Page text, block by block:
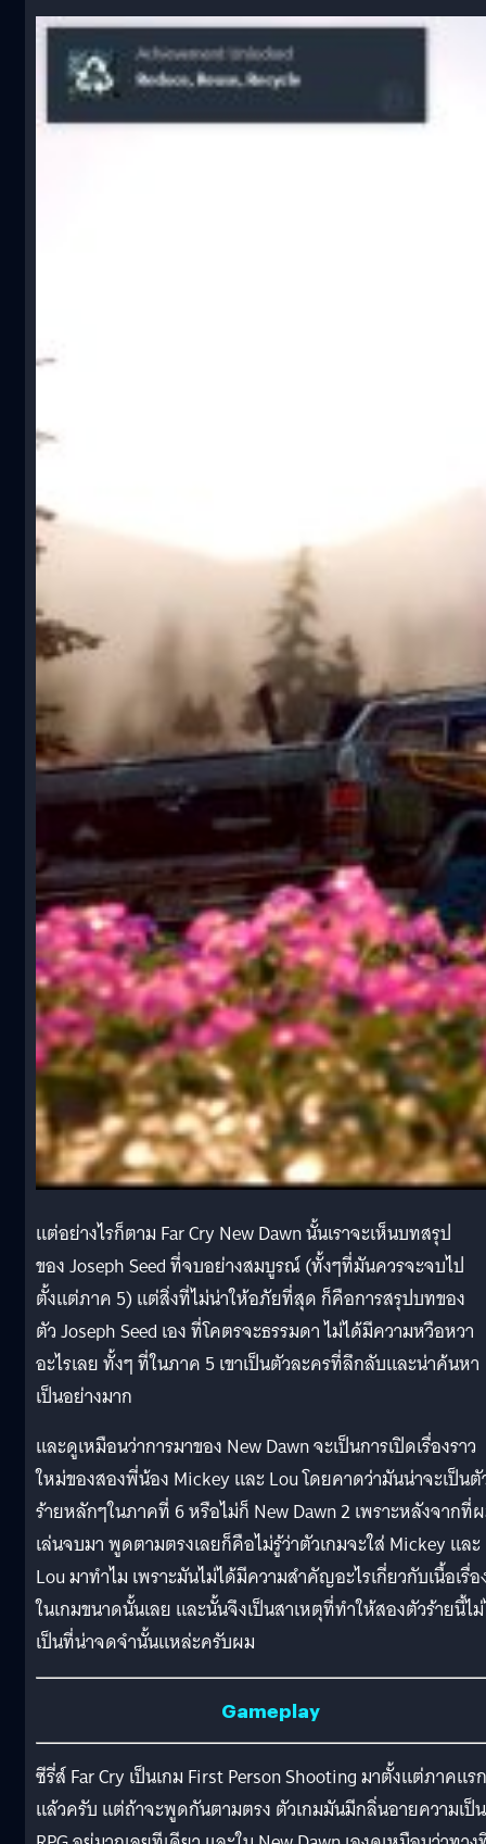
แต่อย่างไรก็ตาม Far Cry New Dawn นั้นเราจะเห็นบทสรุป
ของ Joseph Seed ที่จบอย่างสมบูรณ์ (ทั้งๆที่มันควรจะจบไป
ตั้งแต่ภาค 5) แต่สิ่งที่ไม่น่าให้อภัยที่สุด ก็คือการสรุปบทของ
ตัว Joseph Seed เอง ที่โคตรจะธรรมดา ไม่ได้มีความหวือหวา
อะไรเลย ทั้งๆ ที่ในภาค 5 เขาเป็นตัวละครที่ลึกลับและน่าค้นหา
เป็นอย่างมาก
และดูเหมือนว่าการมาของ New Dawn จะเป็นการเปิดเรื่องราว
ใหม่ของสองพี่น้อง Mickey และ Lou โดยคาดว่ามันน่าจะเป็นตั
ร้ายหลักๆในภาคที่ 6 หรือไม่ก็ New Dawn 2 เพราะหลังจากที่
เล่นจบมา พูดตามตรงเลยก็คือไม่รู้ว่าตัวเกมจะใส่ Mickey และ
Lou มาทำไม เพราะมันไม่ได้มีความสำคัญอะไรเกี่ยวกับเนื้อเรื่อ
ในเกมขนาดนั้นเลย และนั้นจึงเป็นสาเหตุที่ทำให้สองตัวร้ายนี้ไ
เป็นที่น่าจดจำนั้นแหล่ะครับผม
Gameplay
ซีรี่ส์ Far Cry เป็นเกม First Person Shooting มาตั้งแต่ภาคแรก
แล้วครับ แต่ถ้าจะพูดกันตามตรง ตัวเกมมันมีกลิ่นอายความเป็น